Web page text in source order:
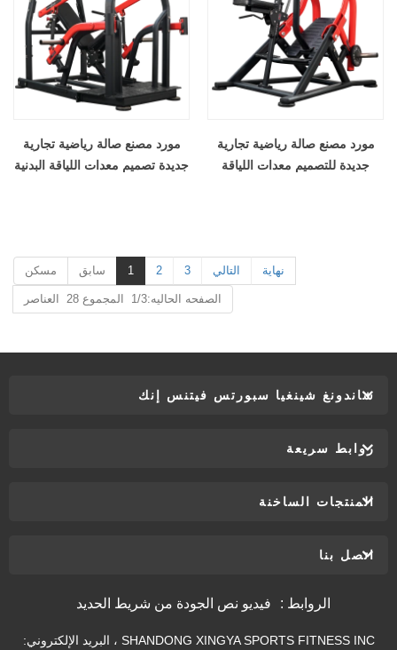
مورد مصنع صالة رياضية تجارية
جديدة تصميم معدات اللياقة البدنية
مورد مصنع صالة رياضية تجارية
جديدة للتصميم معدات اللياقة
مسكن سابق 1 2 3 التالي نهاية
الصفحه الحاليه:1/3 المجموع 28 العناصر
شاندونغ شينغيا سبورتس فيتنس إنك
روابط سريعة
المنتجات الساخنة
اتصل بنا
الروابط : فيديو نص الجودة من شريط الحديد
SHANDONG XINGYA SPORTS FITNESS INC ، البريد الإلكتروني: